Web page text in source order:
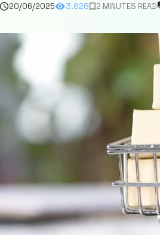
20/06/2025 3.828 2 MINUTES READ